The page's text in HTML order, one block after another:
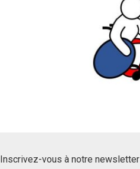
Inscrivez-vous à notre newsletter